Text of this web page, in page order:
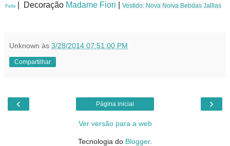
Felix | Decoração Madame Fiori Vestido: Nova Noiva Bebdas Jalllas
Unknown às 3/28/2014 07:51:00 PM
Compartilhar
‹ ›
Página inicial
Ver versão para a web
Tecnologia do Blogger.